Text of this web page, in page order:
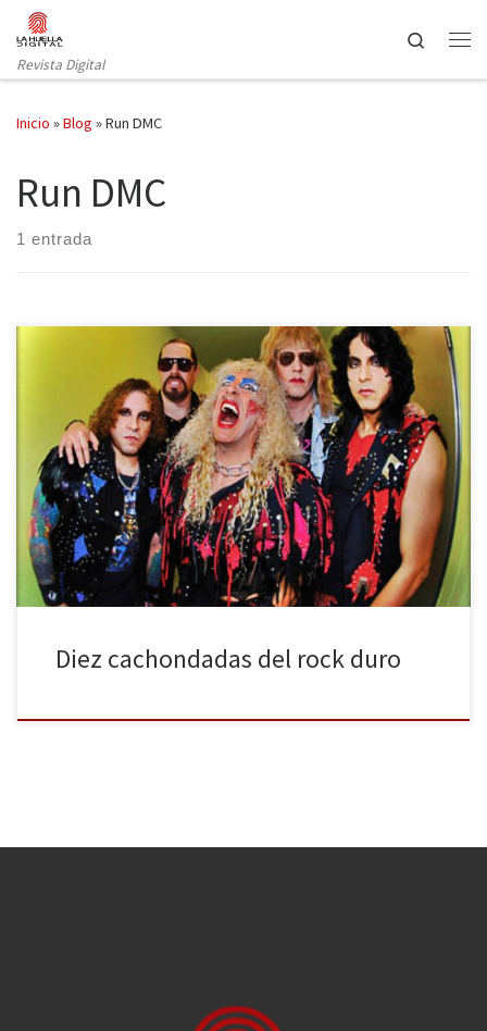
Saltar al contenido
Revista Digital
Search
Inicio »Blog »Run DMC
Run DMC
1 entrada
Casi todos los estilos artísticos tienen una vertiente lúdica, el arte
por el arte, la diversión en estado puro. El rock no iba a ser la
excepción, por supuesto. Recopilamos aquí una breve lista de
vídeos musicales divertidos, cachondadas visuales que buscan
entretener, nada más y nada menos. Obviamente, como […]
Diez cachondadas del rock duro